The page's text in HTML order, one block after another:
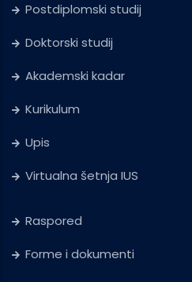
Postdiplomski studij
Doktorski studij
Akademski kadar
Kurikulum
Upis
Virtualna šetnja IUS
Raspored
Forme i dokumenti